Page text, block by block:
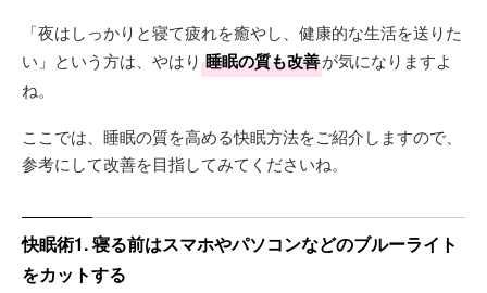
「夜はしっかりと寝て疲れを癒やし、健康的な生活を送りた
い」という方は、やはり 睡眠の質も改善が気になりますよ
ね。
ここでは、睡眠の質を高める快眠方法をご紹介しますので、
参考にして改善を目指してみてくださいね。
快眠術1. 寝る前はスマホやパソコンなどのブルーライト
をカットする